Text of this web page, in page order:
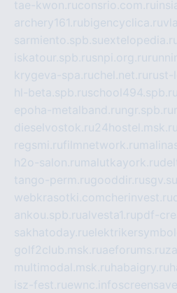
tae-kwon.ruconsrio.com.ru
archery161.rubigencyclica.ru
sarmiento.spb.su
iskatour.spb.rusnpi.org.ru
krygeva-spa.ruchel.net.ru
hl-beta.spb.ruschool494.spb.ru
epoha-metalband.ru ngr.spb.ru
dieselvostok.ru24hostel.msk.ru
regsmi.rufilmnetwork.ru
h2o-salon.ru malutkayork.ru
tango-perm.rugooddir.rusgv.su
webkrasotki.comcherinvest.ru
ankou.spb.rualvesta1.rupdf-
sakhatoday.ru
golf2club.msk.ruaeforums.ru
multimodal.msk.ru habaigry.ru
isz-fest.ruewnc.info